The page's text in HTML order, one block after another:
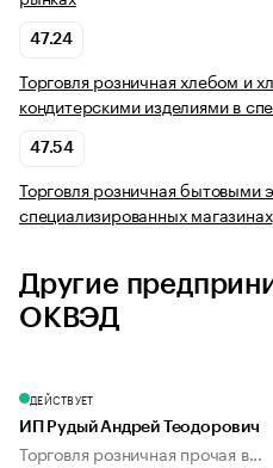
47.24
Торговля розничная хлебом и
кондитерскими изделиями в
47.54
Торговля розничная бытовыми
специализированных магазинах
Другие
ОКВЭД
ДЕЙСТВУЕТ
ИП Рудый Андрей Теодорович
Торговля розничная прочая в...